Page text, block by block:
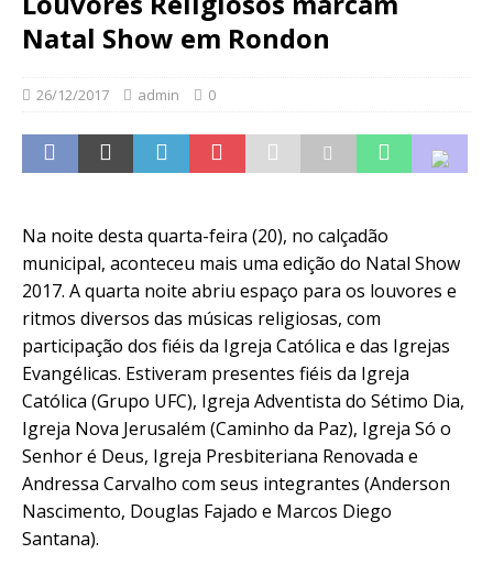
Natal Show em Rondon
26/12/2017 admin 0
Na noite desta quarta-feira (20), no calçadão
municipal, aconteceu mais uma edição do Natal Show
2017. A quarta noite abriu espaço para os louvores e
ritmos diversos das músicas religiosas, com
participação dos fiéis da Igreja Católica e das Igrejas
Evangélicas. Estiveram presentes fiéis da Igreja
Católica (Grupo UFC), Igreja Adventista do Sétimo Dia,
Igreja Nova Jerusalém (Caminho da Paz), Igreja Só o
Senhor é Deus, Igreja Presbiteriana Renovada e
Andressa Carvalho com seus integrantes (Anderson
Nascimento, Douglas Fajado e Marcos Diego
Santana).